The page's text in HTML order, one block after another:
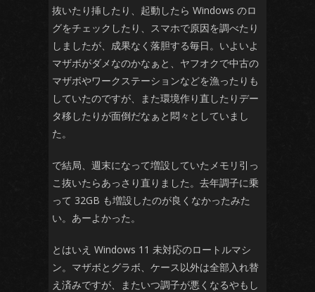
抜いたり挿したり、起動したら Windows のロ
グをチェックしたり、スマホで原因を調べたり
しましたが、成果なく落胆する毎日。いよいよ
マザボがダメなのかなぁと、ヤフオクで中古の
マザボやワークステーションなどを漁ったりも
していたのですが、また環境作り直したりデー
タ移したりが面倒だなぁと悶々としていまし
た。
で結局、週末になって増設していたメモリ引っ
こ抜いたらあっさり直りました。去年調子に乗
って 32GB も増設したのが良くなかったみた
い。あーよかった。
とはいえ Windows 11 未対応のロートルマシ
ン。マザボとグラボ、ケース以外は全部入れ替
え済みですが、またいつ調子が悪くなるやもし